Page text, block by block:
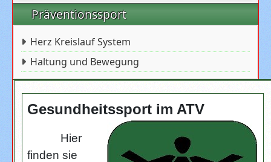
Präventionssport
Herz Kreislauf System
Haltung und Bewegung
Gesundheitssport im ATV
Hier
finden sie